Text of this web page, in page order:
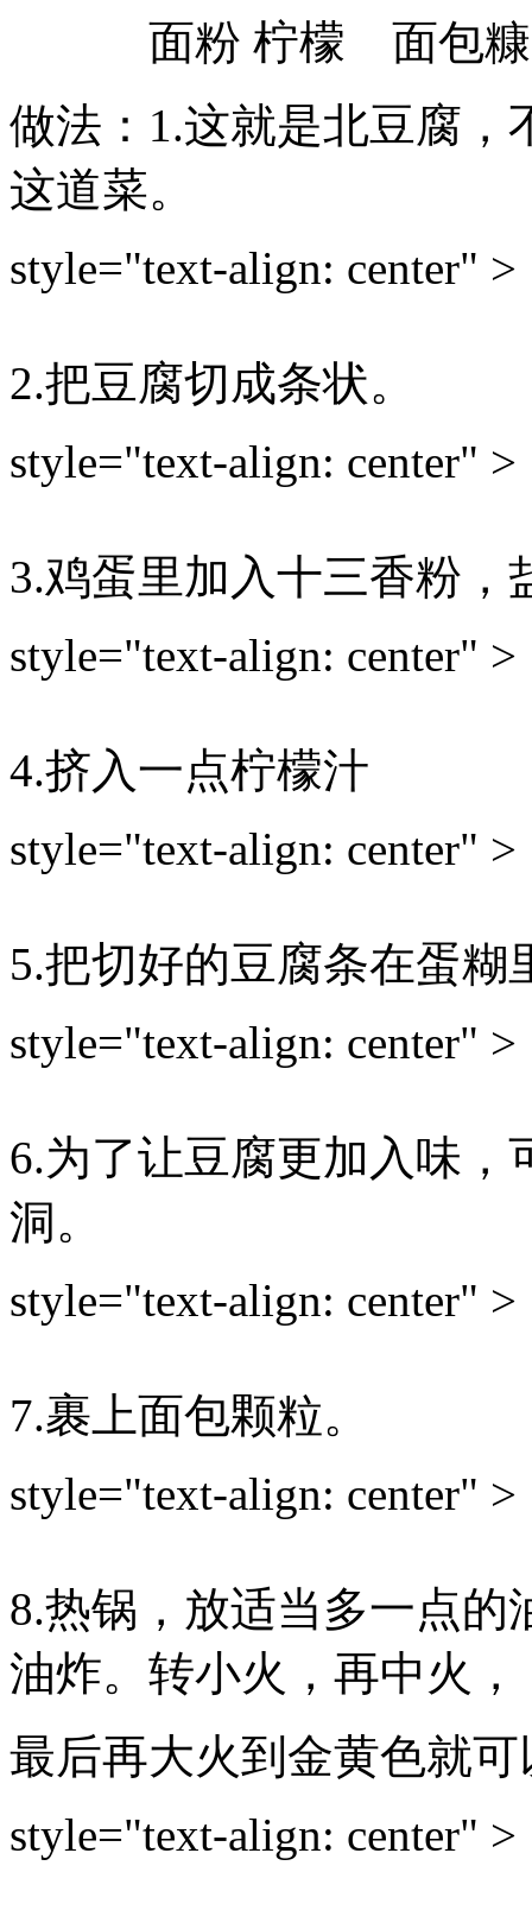
面粉 柠檬 面包糠
做法：1.这就是北豆腐，
这道菜。
style="text-align: center" >
2.把豆腐切成条状。
style="text-align: center" >
3.鸡蛋里加入十三香粉，
style="text-align: center" >
4.挤入一点柠檬汁
style="text-align: center" >
5.把切好的豆腐条在蛋糊
style="text-align: center" >
6.为了让豆腐更加入味
洞。
style="text-align: center" >
7.裹上面包颗粒。
style="text-align: center" >
8.热锅，放适当多一点的
油炸。转小火，再中火，
最后再大火到金黄色就
style="text-align: center" >